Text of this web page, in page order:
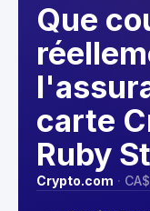
Que
carte
Ruby
Crypto.com ·